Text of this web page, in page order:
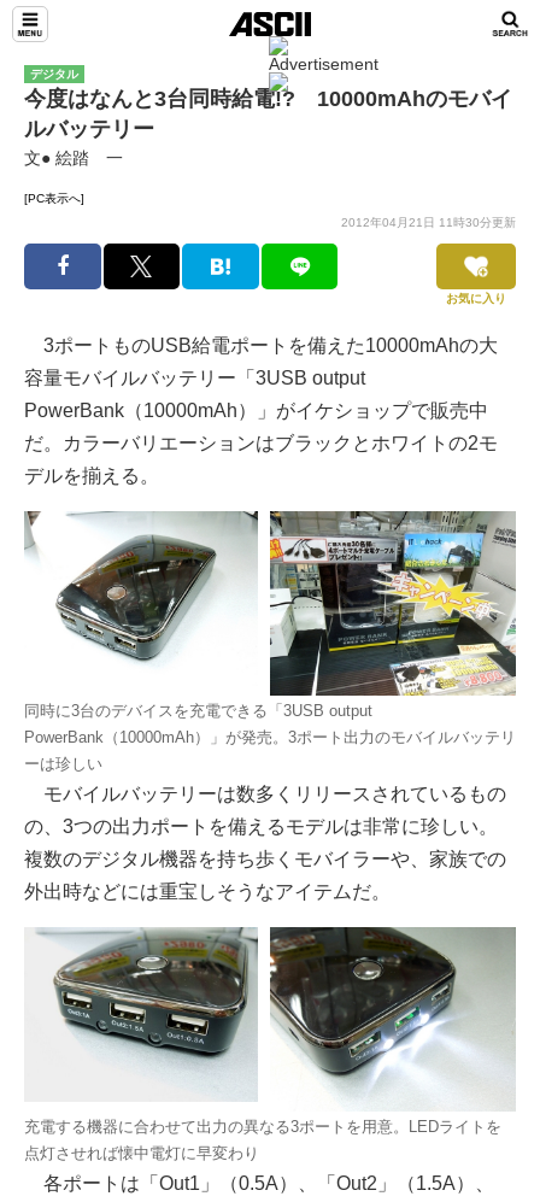
デジタル
今度はなんと3台同時給電!? 10000mAhのモバイ
ルバッテリー
文● 絵踏 一
[PC表示へ]
2012年04月21日 11時30分更新
お気に入り
3ポートものUSB給電ポートを備えた10000mAhの大
容量モバイルバッテリー「3USB output
PowerBank（10000mAh）」がイケショップで販売中
だ。カラーバリエーションはブラックとホワイトの2モ
デルを揃える。
同時に3台のデバイスを充電できる「3USB output
PowerBank（10000mAh）」が発売。3ポート出力のモバイルバッテリ
ーは珍しい
モバイルバッテリーは数多くリリースされているもの
の、3つの出力ポートを備えるモデルは非常に珍しい。
複数のデジタル機器を持ち歩くモバイラーや、家族での
外出時などには重宝しそうなアイテムだ。
充電する機器に合わせて出力の異なる3ポートを用意。LEDライトを
点灯させれば懐中電灯に早変わり
各ポートは「Out1」（0.5A）、「Out2」（1.5A）、